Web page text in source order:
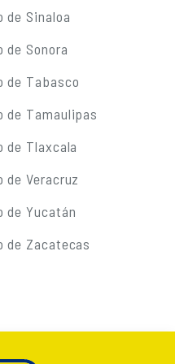
de Sinaloa
de Sonora
de Tabasco
de Tamaulipas
de Tlaxcala
Veracruz
de Yucatán
de Zacatecas